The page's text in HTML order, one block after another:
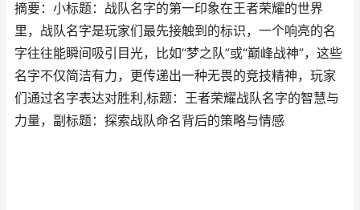
摘要：小标题：战队名字的第一印象在王者荣耀的世界
里，战队名字是玩家们最先接触到的标识，一个响亮的名
字往往能瞬间吸引目光，比如“梦之队”或“巅峰战神”，这些
名字不仅简洁有力，更传递出一种无畏的竞技精神，玩家
们通过名字表达对胜利,标题：王者荣耀战队名字的智慧与
力量，副标题：探索战队命名背后的策略与情感